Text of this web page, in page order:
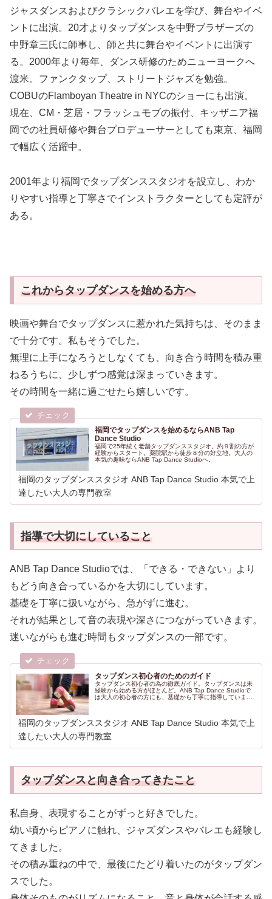
ジャスダンスおよびクラシックバレエを学び、舞台やイベ
ントに出演。20才よりタップダンスを中野ブラザーズの
中野章三氏に師事し、師と共に舞台やイベントに出演す
る。2000年より毎年、ダンス研修のためニューヨークへ
渡米。ファンクタップ、ストリートジャズを勉強。
COBUのFlamboyan Theatre in NYCのショーにも出演。
現在、CM・芝居・フラッシュモブの振付、キッザニア福
岡での社員研修や舞台プロデューサーとしても東京、福岡
で幅広く活躍中。
2001年より福岡でタップダンススタジオを設立し、わか
りやすい指導と丁寧さでインストラクターとしても定評が
ある。
これからタップダンスを始める方へ
映画や舞台でタップダンスに惹かれた気持ちは、そのまま
で十分です。私もそうでした。
無理に上手になろうとしなくても、向き合う時間を積み重
ねるうちに、少しずつ感覚は深まっていきます。
その時間を一緒に過ごせたら嬉しいです。
福岡でタップダンスを始めるならANB Tap
Dance Studio
福岡で25年続く老舗タップダンススタジオ。約９割の方が
経験からスタート。薬院駅から徒歩８分の好立地。大人の
本気の趣味ならANB Tap Dance Studioへ。
福岡のタップダンススタジオ ANB Tap Dance Studio 本気で上
達したい大人の専門教室
指導で大切にしていること
ANB Tap Dance Studioでは、「できる・できない」より
もどう向き合っているかを大切にしています。
基礎を丁寧に扱いながら、急がずに進む。
それが結果として音の表現や深さにつながっていきます。
迷いながらも進む時間もタップダンスの一部です。
タップダンス初心者のためのガイド
タップダンス初心者の為の徹底ガイド。タップダンスは未
経験から始める方がほとんど。ANB Tap Dance Studioで
は大人の初心者の方にも、基礎から丁寧に指導していま
福岡のタップダンススタジオ ANB Tap Dance Studio 本気で上
達したい大人の専門教室
タップダンスと向き合ってきたこと
私自身、表現することがずっと好きでした。
幼い頃からピアノに触れ、ジャズダンスやバレエも経験し
てきました。
その積み重ねの中で、最後にたどり着いたのがタップダン
スでした。